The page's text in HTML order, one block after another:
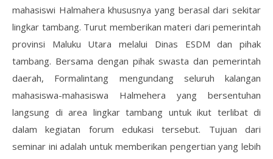
mahasiswi Halmahera khususnya yang berasal dari sekitar
lingkar tambang. Turut memberikan materi dari pemerintah
provinsi Maluku Utara melalui Dinas ESDM dan pihak
tambang. Bersama dengan pihak swasta dan pemerintah
daerah, Formalintang mengundang seluruh kalangan
mahasiswa-mahasiswa Halmehera yang bersentuhan
langsung di area lingkar tambang untuk ikut terlibat di
dalam kegiatan forum edukasi tersebut. Tujuan dari
seminar ini adalah untuk memberikan pengertian yang lebih